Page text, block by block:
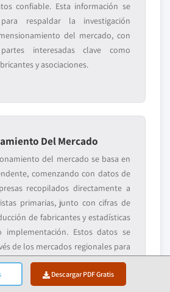
Descargar PDF Gratis
confiable. Esta información se
respaldar la investigación
del mercado, con
interesadas clave como
y asociaciones.
Del Mercado
del mercado se basa en
comenzando con datos de
recopilados directamente a
primarias, junto con cifras de
de fabricantes y estadísticas
implementación. Estos datos se
de los mercados regionales para
global fundamentada en la
industria.